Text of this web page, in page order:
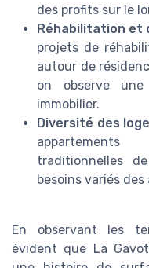
des profits sur le
Réhabilitation et
projets de
autour de
on observe
immobilier.
Diversité des
traditionnelles
besoins variés
En observant les
évident que La